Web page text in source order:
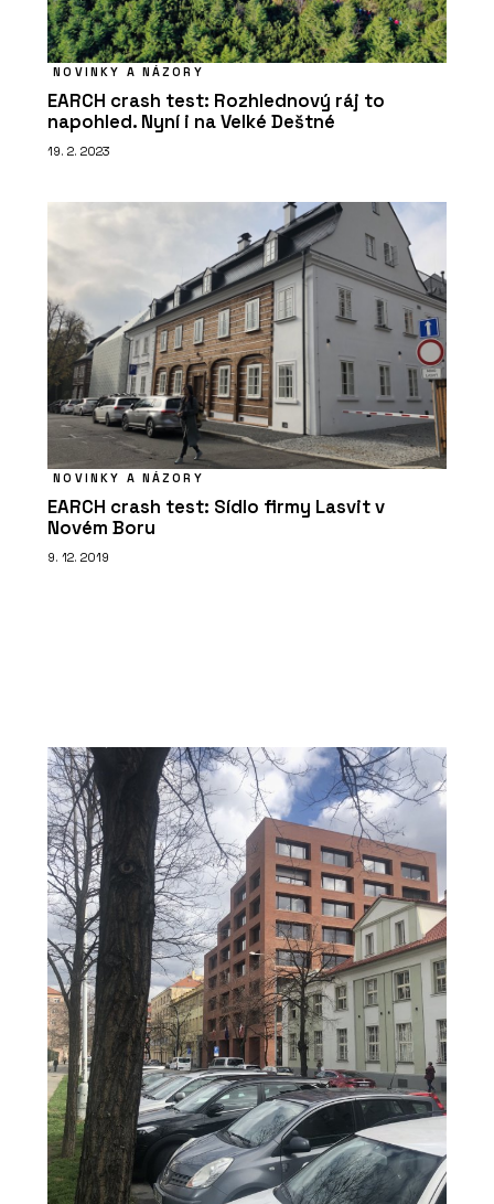
NOVINKY A NÁZORY
EARCH crash test: Rozhlednový ráj to
napohled. Nyní i na Velké Deštné
19. 2. 2023
NOVINKY A NÁZORY
EARCH crash test: Sídlo firmy Lasvit v
Novém Boru
9. 12. 2019